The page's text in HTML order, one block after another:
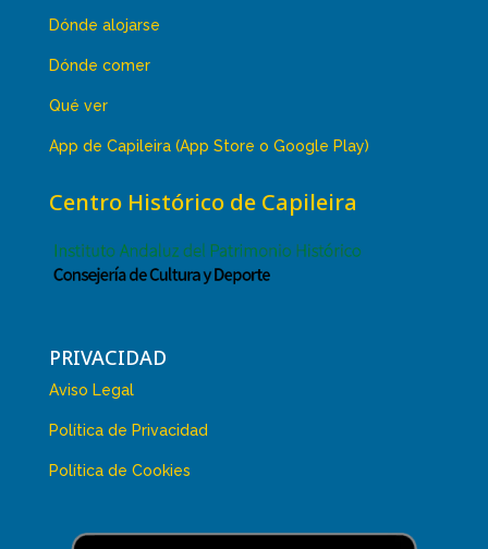
Dónde alojarse
Dónde comer
Qué ver
App de Capileira (App Store o Google Play)
Centro Histórico de Capileira
PRIVACIDAD
Aviso Legal
Política de Privacidad
Política de Cookies